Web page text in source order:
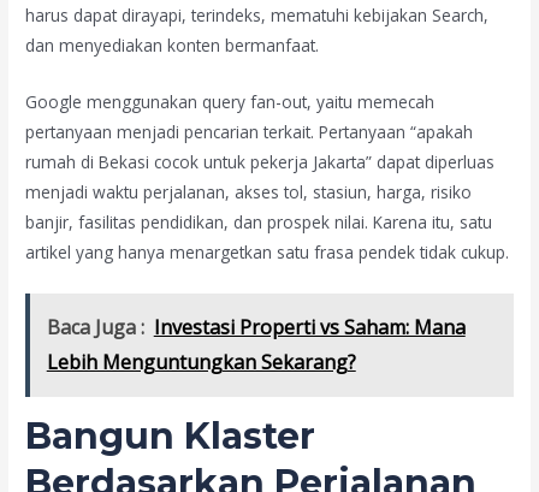
harus dapat dirayapi, terindeks, mematuhi kebijakan Search,
dan menyediakan konten bermanfaat.
Google menggunakan query fan-out, yaitu memecah
pertanyaan menjadi pencarian terkait. Pertanyaan “apakah
rumah di Bekasi cocok untuk pekerja Jakarta” dapat diperluas
menjadi waktu perjalanan, akses tol, stasiun, harga, risiko
banjir, fasilitas pendidikan, dan prospek nilai. Karena itu, satu
artikel yang hanya menargetkan satu frasa pendek tidak cukup.
Baca Juga : Investasi Properti vs Saham: Mana
Lebih Menguntungkan Sekarang?
Bangun Klaster